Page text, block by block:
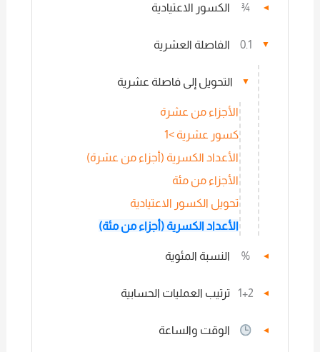
▼
¾ الكسور الاعتيادية
▼
0.1 الفاصلة العشرية
▼ التحويل إلى فاصلة عشرية
الأجزاء من عشرة
كسور عشرية >1
الأعداد الكسرية (أجزاء من عشرة)
الأجزاء من مئة
تحويل الكسور الاعتيادية
الأعداد الكسرية (أجزاء من مئة)
▼
% النسبة المئوية
▼
1+2 ترتيب العمليات الحسابية
▼ الوقت والساعة